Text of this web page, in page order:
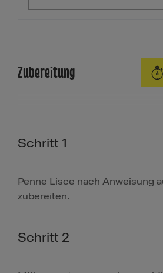
Zubereitung
Schritt 1
Penne Lisce nach Anweisung
zubereiten.
Schritt 2